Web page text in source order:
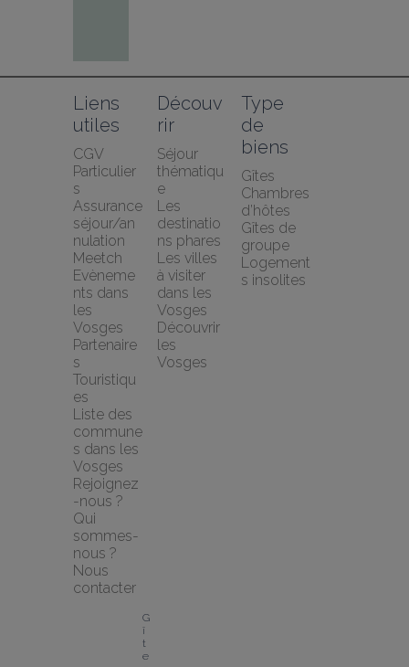
Liens
utiles
CGV
Particulier
s
Assurance
séjour/an
nulation
Meetch
Evèneme
nts dans
les
Vosges
Partenaire
s
Touristiqu
es
Liste des
commune
s dans les
Vosges
Rejoignez
-nous ?
Qui
sommes-
nous ?
Nous
contacter
Découv
rir
Séjour
thématiqu
e
Les
destinatio
ns phares
Les villes
à visiter
dans les
Vosges
Découvrir
les
Vosges
Type
de
biens
Gîtes
Chambres
d’hôtes
Gîtes de
groupe
Logement
s insolites
G
î
t
e